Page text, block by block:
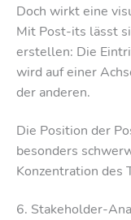
Doch wirkt eine
Mit Post-its lässt
erstellen: Die
wird auf einer
der anderen.
Die Position der
besonders
Konzentration des
6. Stakeholder-